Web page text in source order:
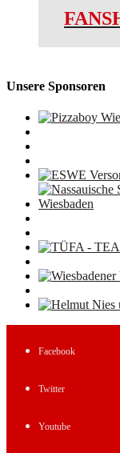
Unsere Sponsoren
Facebook
Twitter
Youtube